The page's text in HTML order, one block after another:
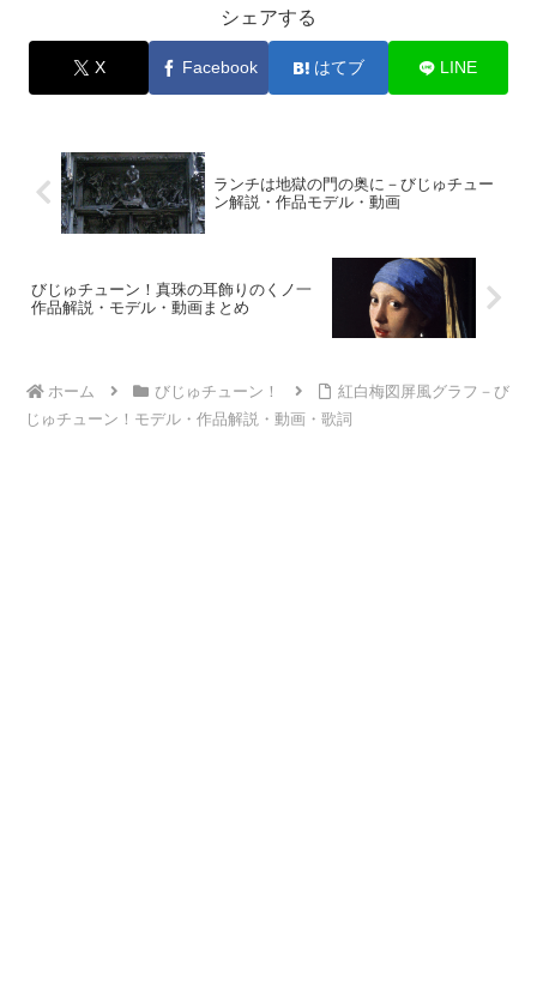
シェアする
X Facebook はてブ LINE
ランチは地獄の門の奥に－びじゅチュー
ン解説・作品モデル・動画
びじゅチューン！真珠の耳飾りのくノ一
作品解説・モデル・動画まとめ
ホーム びじゅチューン！
紅白梅図屏風グラフ－び
じゅチューン！モデル・作品解説・動画・歌詞